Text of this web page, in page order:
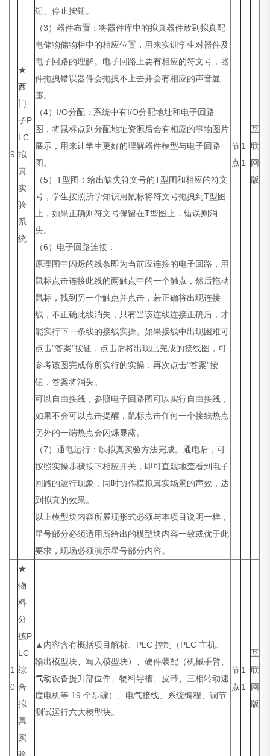
9
★
西
门
子P
LC
拟
真
实
验
系
统
钮、停止按钮。
（3）器件布置：将器件库中的拟真器件放到拟真配
电储物储物柜中的相应位置，用来实训学生对器件及
电子回路的理解。电子回路上要有相应的符文号，器
件拖拽错误器件会拖拽不上去并会有相应的声音显
露。
（4）I/O分配：系统中有I/O分配地址和电子回路
图，将鼠标点到分配地址资源后会有相应的事物图片
展示，用来让学生更好的理解器件模型与电子回路
图。
（5）T型图：给出缺失符文号的T型图和相应的符文
号，学生按照所学知识用鼠标将符文号拖拽到T型图
上，如果正确则符文号保留在T型图上，错误则消
失。
（6）电子回路连接：
原理图中闪烁的线条即为当前应连接的电子回路，用
鼠标点击连接此线的两触点中的一个触点，然后拖动
鼠标，找到另一个触点并点击，若正确将出现连接
线，不正确此线消失，只有当该连线连接正确后，才
能实行下一条线的接线实操。如果接线中出现困难可
点击"答案"按钮，点击后将出现已完成的接线图，可
参考该图完成你所实行的实操，再次点击"答案"按
钮，答案将消失。
可以自由接线，参照电子回路图可以实行自由接线，
如果不会可以点击提醒，鼠标点击任何一个接线热点
另外的一端热点会闪烁显露。
（7）通电运行：以拟真实验方法完成。通电后，可
按照实操步骤按下相应开关，即可直观地查看到电子
回路的运行现象，同时协作模拟真实场景的声效，达
到拟真的效果。
以上模型块内容所展现形式必须与本项目说明一样，
星号部分必须适用所给出的模型块内容一致或优于此
要求，现场必须演示星号部分内容。
节
点
1
1
互
联
网
版
1
0
★
物
料
分
拣P
LC
综
合
拟
真
实
▲内容含有概括项目解析、PLC 控制（PLC 主机、
输出模型块、写入模型块）、硬件装配（机械手臂、
气动设备提升部位件、物料导槽、皮带、三相转动速
度电机等 19 个步骤）、电气接线、系统编程、调节
测试运行六大模型块。
节
点
1
1
互
联
网
版